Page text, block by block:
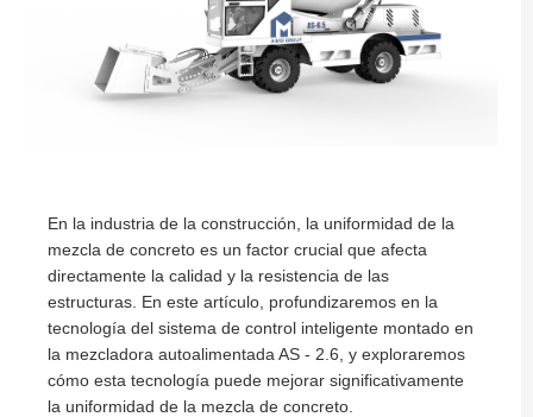
En la industria de la construcción, la uniformidad de la
mezcla de concreto es un factor crucial que afecta
directamente la calidad y la resistencia de las
estructuras. En este artículo, profundizaremos en la
tecnología del sistema de control inteligente montado en
la mezcladora autoalimentada AS - 2.6, y exploraremos
cómo esta tecnología puede mejorar significativamente
la uniformidad de la mezcla de concreto.